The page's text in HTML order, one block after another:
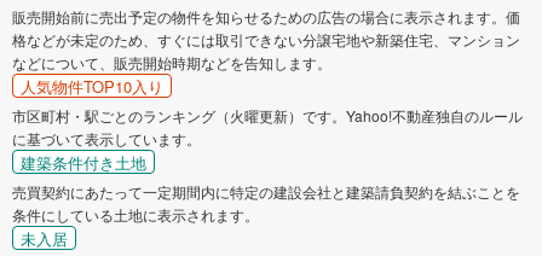
販売開始前に売出予定の物件を知らせるための広告の場合に表示されます。価
格などが未定のため、すぐには取引できない分譲宅地や新築住宅、マンション
などについて、販売開始時期などを告知します。
人気物件TOP10入り
市区町村・駅ごとのランキング（火曜更新）です。Yahoo!不動産独自のルール
に基づいて表示しています。
建築条件付き土地
売買契約にあたって一定期間内に特定の建設会社と建築請負契約を結ぶことを
条件にしている土地に表示されます。
未入居